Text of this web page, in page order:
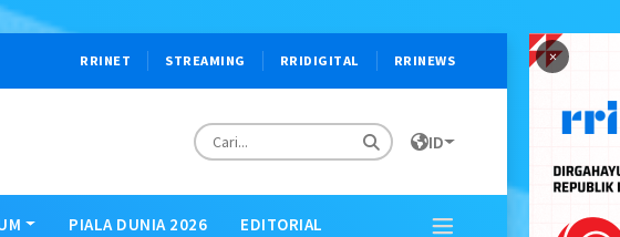
×
RRINET STREAMING RRIDIGITAL RRINEWS
ID
PIALA DUNIA 2026 EDITORIAL